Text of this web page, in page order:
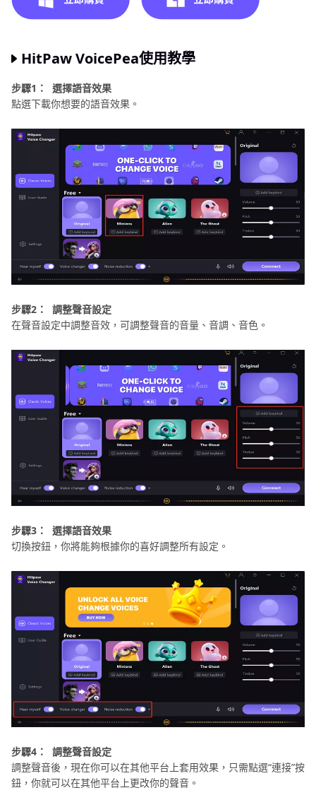
HitPaw VoicePea使用教學
步驟1：
選擇語音效果
點選下載你想要的語音效果。
步驟2：
調整聲音設定
在聲音設定中調整音效，可調整聲音的音量、音調、音色。
步驟3：
選擇語音效果
切換按鈕，你將能夠根據你的喜好調整所有設定。
步驟4：
調整聲音設定
調整聲音後，現在你可以在其他平台上套用效果，只需點選“連接”按
鈕，你就可以在其他平台上更改你的聲音。